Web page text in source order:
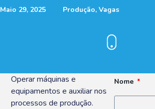
Maio 29, 2025 Produção, Vagas
Operar máquinas e
equipamentos e auxiliar nos
processos de produção.
Nome